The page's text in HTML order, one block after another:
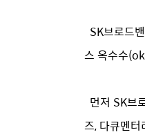
SK브로드
스 옥수수
먼저 SK브
즈, 다큐멘